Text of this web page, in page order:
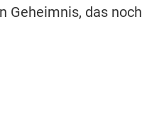
Geheimnis, das noch